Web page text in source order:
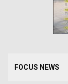
FOCUS NEWS